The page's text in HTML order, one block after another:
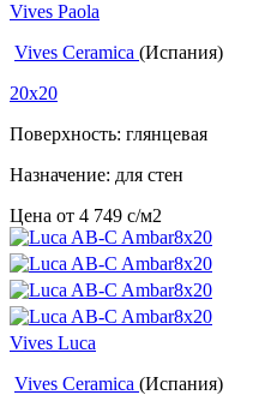
Vives Paola
Vives Ceramica (Испания)
20x20
Поверхность: глянцевая
Назначение: для стен
Цена от 4 749 c/м2
Vives Luca
Vives Ceramica (Испания)